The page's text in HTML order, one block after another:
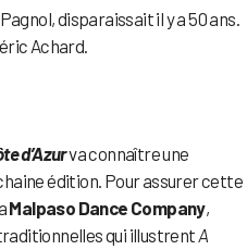
disparaissait il y a 50 ans.
Achard.
d’Azurva connaître une
édition. Pour assurer cette
Malpaso Dance Company,
qui illustrentA